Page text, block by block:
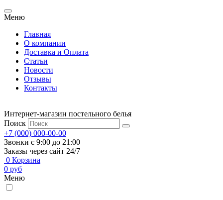
Меню
Главная
О компании
Доставка и Оплата
Статьи
Новости
Отзывы
Контакты
Интернет-магазин постельного белья
Поиск
+7 (000) 000-00-00
Звонки с 9:00 до 21:00
Заказы через сайт 24/7
0 Корзина
0 руб
Меню